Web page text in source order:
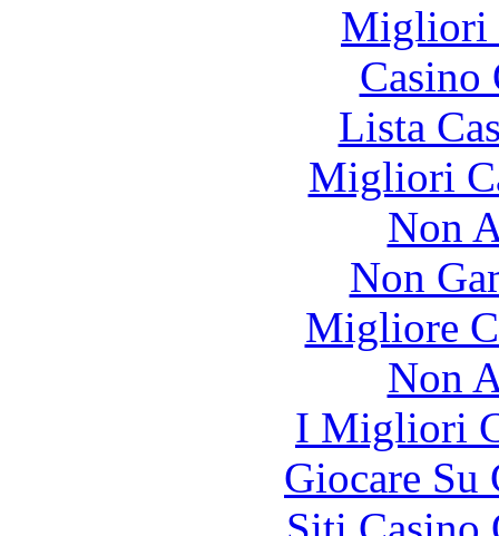
Migliori
Lista
Migliori
Non
Non
Migliore
Non
I Migliori
Giocare Su